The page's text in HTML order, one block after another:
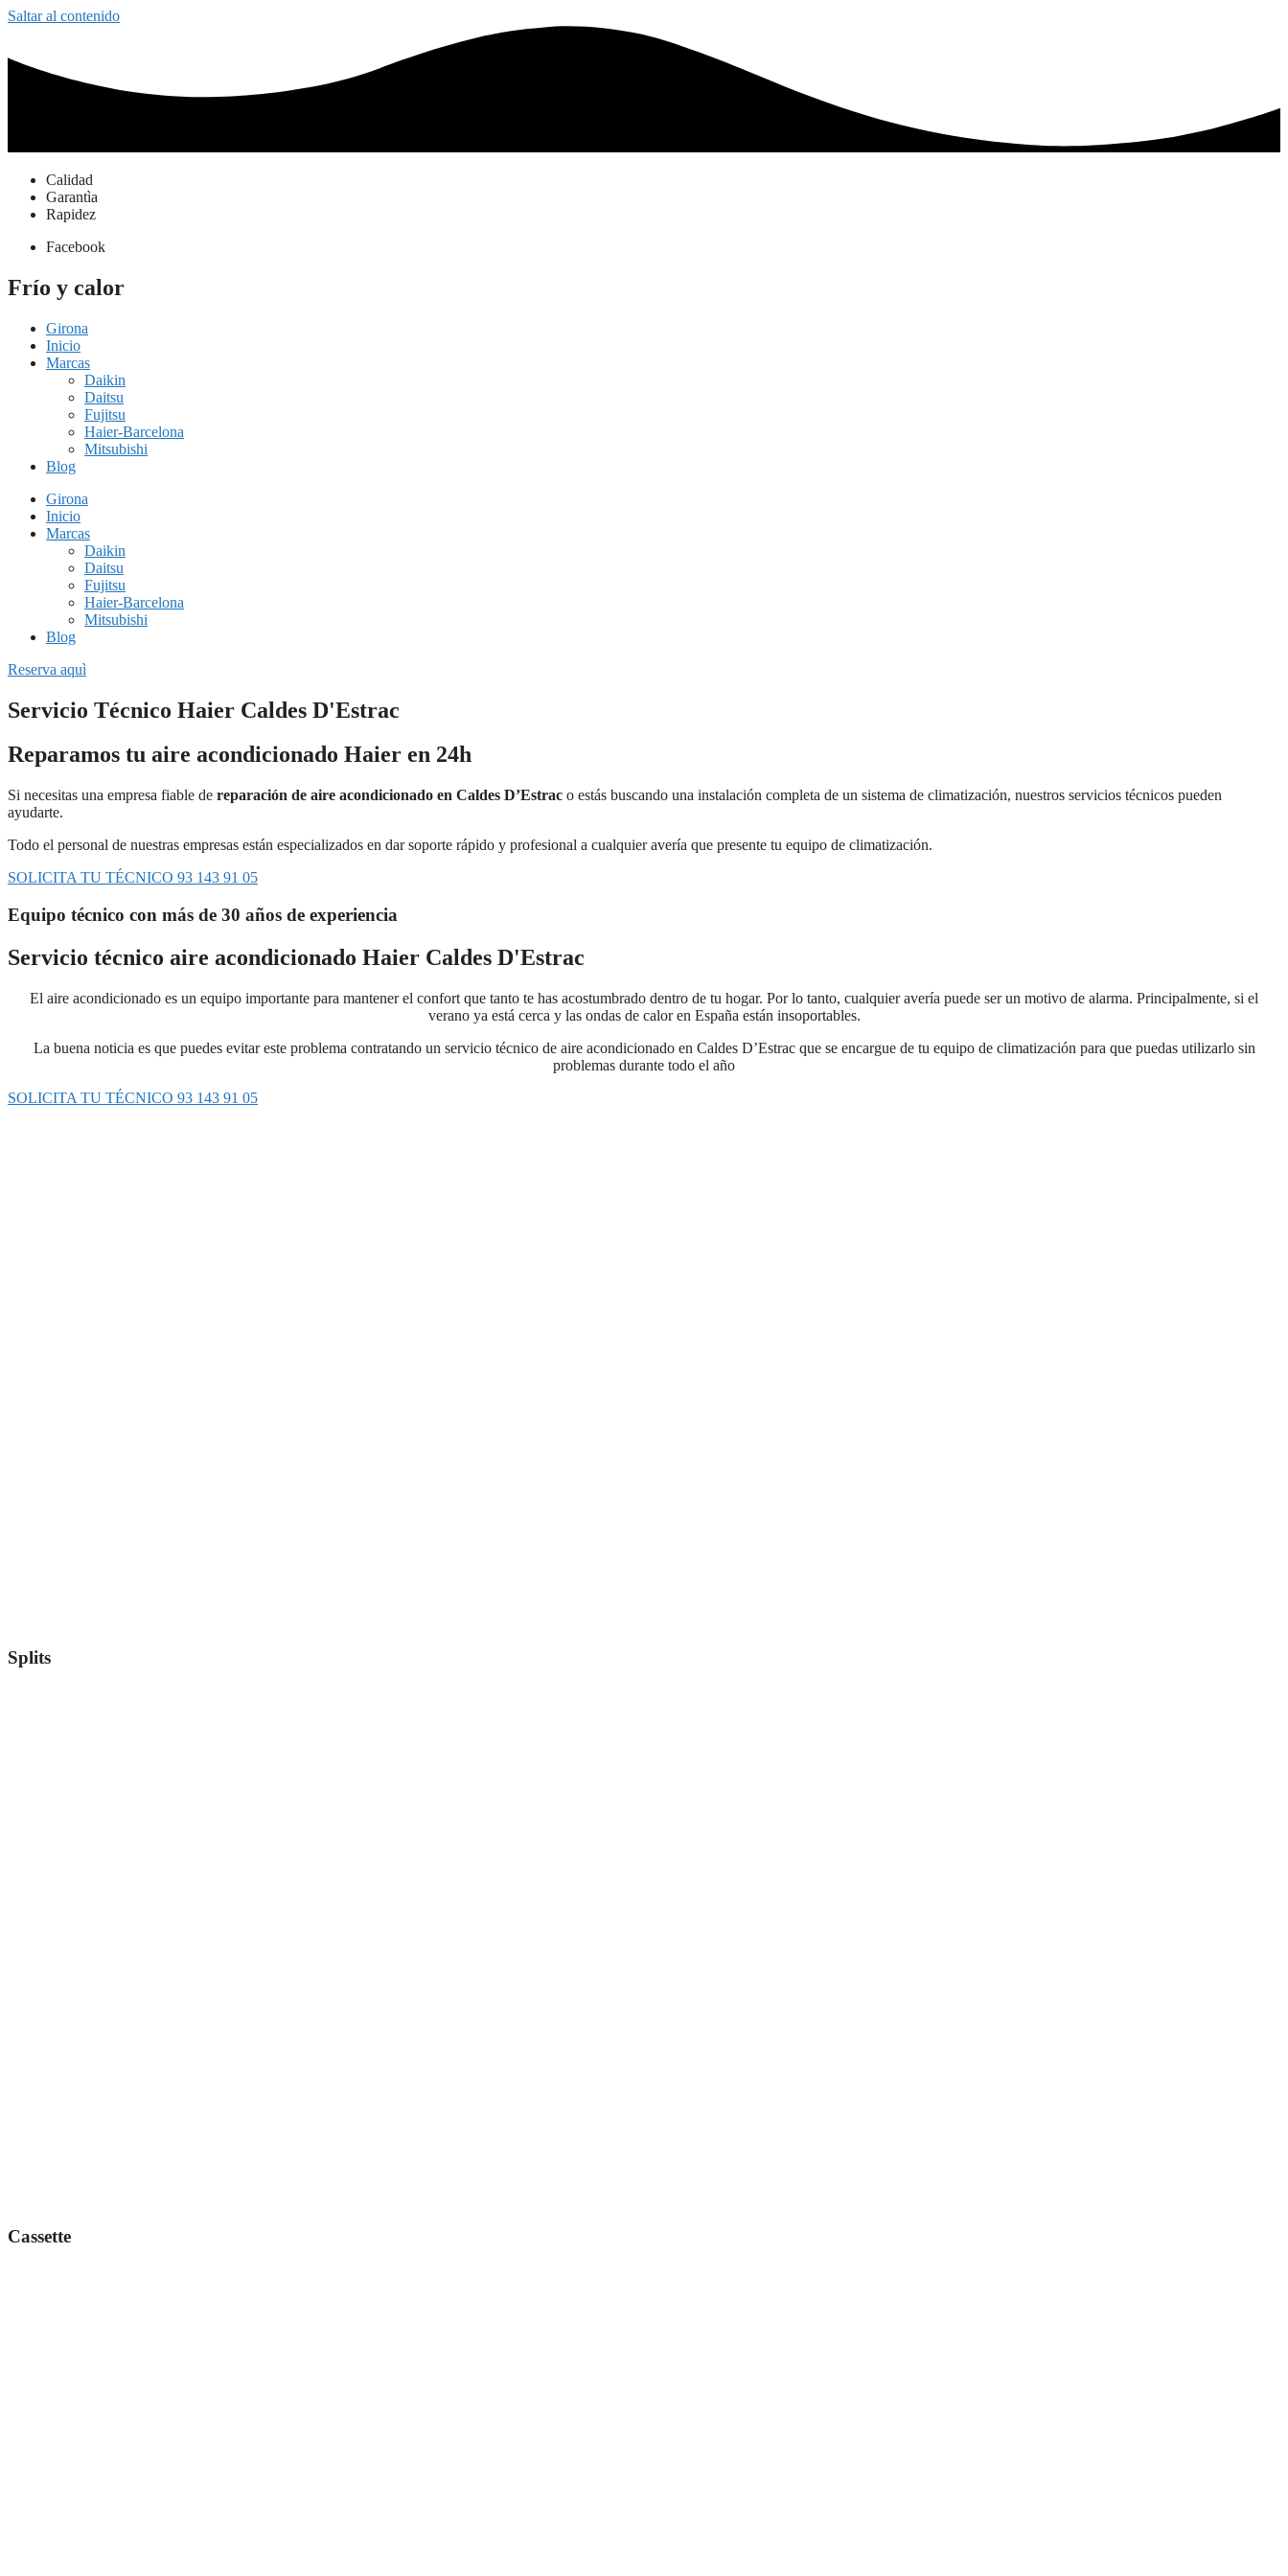
Saltar al contenido
Calidad
Garantìa
Rapidez
Facebook
Frío y calor
Girona
Inicio
Marcas
Daikin
Daitsu
Fujitsu
Haier-Barcelona
Mitsubishi
Blog
Girona
Inicio
Marcas
Daikin
Daitsu
Fujitsu
Haier-Barcelona
Mitsubishi
Blog
Reserva aquì
Servicio Técnico Haier Caldes D'Estrac
Reparamos tu aire acondicionado Haier en 24h
Si necesitas una empresa fiable de reparación de aire acondicionado en Caldes D’Estrac o estás buscando una instalación completa de un sistema de climatización, nuestros servicios técnicos pueden
ayudarte.
Todo el personal de nuestras empresas están especializados en dar soporte rápido y profesional a cualquier avería que presente tu equipo de climatización.
SOLICITA TU TÉCNICO 93 143 91 05
Equipo técnico con más de 30 años de experiencia
Servicio técnico aire acondicionado Haier Caldes D'Estrac
El aire acondicionado es un equipo importante para mantener el confort que tanto te has acostumbrado dentro de tu hogar. Por lo tanto, cualquier avería puede ser un motivo de alarma. Principalmente, si el
verano ya está cerca y las ondas de calor en España están insoportables.
La buena noticia es que puedes evitar este problema contratando un servicio técnico de aire acondicionado en Caldes D’Estrac que se encargue de tu equipo de climatización para que puedas utilizarlo sin
problemas durante todo el año
SOLICITA TU TÉCNICO 93 143 91 05
Splits
Cassette